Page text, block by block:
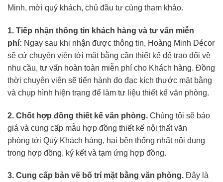
Minh, mời quý khách, chủ đầu tư cùng tham khảo.
1. Tiếp nhận thông tin khách hàng và tư vấn miễn
phí: Ngay sau khi nhận được thông tin, Hoàng Minh Décor
sẽ cử chuyên viên tới mặt bằng cần thiết kế để trao đổi về
nhu cầu, tư vấn hoàn toàn miễn phí cho Khách hàng. Đồng
thời chuyên viên sẽ tiến hành đo đạc kích thước mặt bằng
và chụp hình hiện trạng để làm tư liệu thiết kế văn phòng.
2. Chốt hợp đồng thiết kế văn phòng. Chúng tôi sẽ báo
giá và cung cấp mẫu hợp đồng thiết kế nội thất văn
phòng tới Quý Khách hàng, hai bên thống nhất nội dung
trong hợp đồng, ký kết và tạm ứng hợp đồng.
3. Cung cấp bản vẽ bố trí mặt bằng văn phòng. Đây là